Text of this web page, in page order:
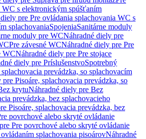
WC s elektronickým spúšťaním
pre Pre ovládania splachovania WC s
splachovaniaSpojeniaSanitárne moduly
moduly pre WCNáhradné diely pre
Pre závesné WCNáhradné diely pre Pre
WCNáhradné diely pre Pre stojace
diely pre PríslušenstvoSpotrebný
splachovacia prevádzka, so splachovacím
Pisoáre, splachovacia prevádzka, so
krytuNáhradné diely pre Bez
prevádzka, bez splachovacieho
Pisoáre, splachovacia prevádzka, bez
povrchové alebo skryté ovládanie
Pre povrchové alebo skryté ovládanie
splachovania pisoárovNáhradné